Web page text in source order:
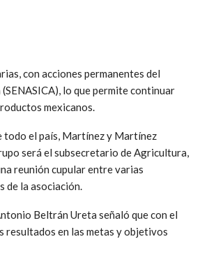
con acciones permanentes del
lo que permite continuar
mexicanos.
todo el país, Martínez y Martínez
será el subsecretario de Agricultura,
reunión cupular entre varias
de la asociación.
Beltrán Ureta señaló que con el
resultados en las metas y objetivos